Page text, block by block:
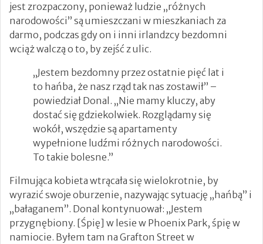
Zamordowała dwójkę swoich małych dzieci
jest zrozpaczony, ponieważ ludzie „różnych
narodowości” są umieszczani w mieszkaniach za
darmo, podczas gdy on i inni irlandzcy bezdomni
wciąż walczą o to, by zejść z ulic.
„Jestem bezdomny przez ostatnie pięć lat i
to hańba, że ​​nasz rząd tak nas zostawił” –
powiedział Donal. „Nie mamy kluczy, aby
dostać się gdziekolwiek. Rozglądamy się
wokół, wszędzie są apartamenty
wypełnione ludźmi różnych narodowości.
To takie bolesne.”
Filmująca kobieta wtrącała się wielokrotnie, by
wyrazić swoje oburzenie, nazywając sytuację „hańbą” i
„bałaganem”. Donal kontynuował: „Jestem
przygnębiony. [Śpię] w lesie w Phoenix Park, śpię w
namiocie. Byłem tam na Grafton Street w